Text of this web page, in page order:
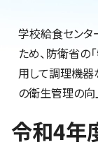
学校給食センタ
ため、防衛省の
用して調理機
の衛生管理の向
令和4年